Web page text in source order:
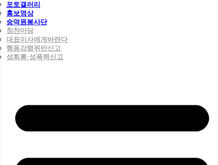
포토갤러리
홍보영상
숭덕원봉사단
칭찬마당
대표이사에게바란다
행동강령위반신고
성희롱·성폭력신고